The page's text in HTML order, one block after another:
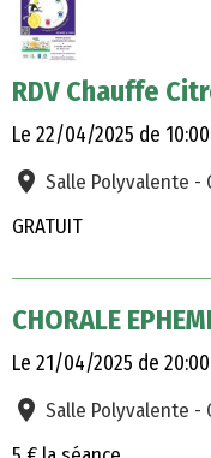
RDV Chauffe
Le 22/04/2025 de 10:00
Salle Polyvalente -
GRATUIT
CHORALE
Le 21/04/2025 de 20:00
Salle Polyvalente -